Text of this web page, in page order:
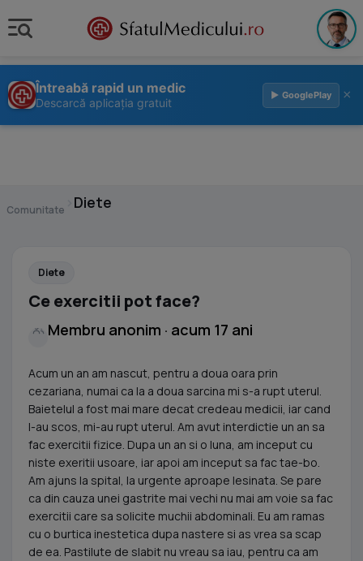
Întreabă rapid un medic
Descarcă aplicația gratuit
▶ GooglePlay ×
Comunitate Diete
Diete
Ce exercitii pot face?
Membru anonim · acum 17 ani
Acum un an am nascut, pentru a doua oara prin
cezariana, numai ca la a doua sarcina mi s-a rupt uterul.
Baietelul a fost mai mare decat credeau medicii, iar cand
l-au scos, mi-au rupt uterul. Am avut interdictie un an sa
fac exercitii fizice. Dupa un an si o luna, am inceput cu
niste exeritii usoare, iar apoi am inceput sa fac tae-bo.
Am ajuns la spital, la urgente aproape lesinata. Se pare
ca din cauza unei gastrite mai vechi nu mai am voie sa fac
exercitii care sa solicite muchii abdominali. Eu am ramas
cu o burtica inestetica dupa nastere si as vrea sa scap
de ea. Pastilute de slabit nu vreau sa iau, pentru ca am